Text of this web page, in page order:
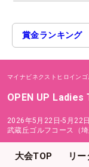
賞金ランキング
マイナビネクストヒロインゴ
OPEN UP
2026年5月22日-5月22
武蔵丘ゴルフコース（埼
大会TOP リ